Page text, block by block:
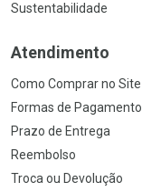
Sustentabilidade
Atendimento
Como Comprar no Site
Formas de Pagamento
Prazo de Entrega
Reembolso
Troca ou Devolução